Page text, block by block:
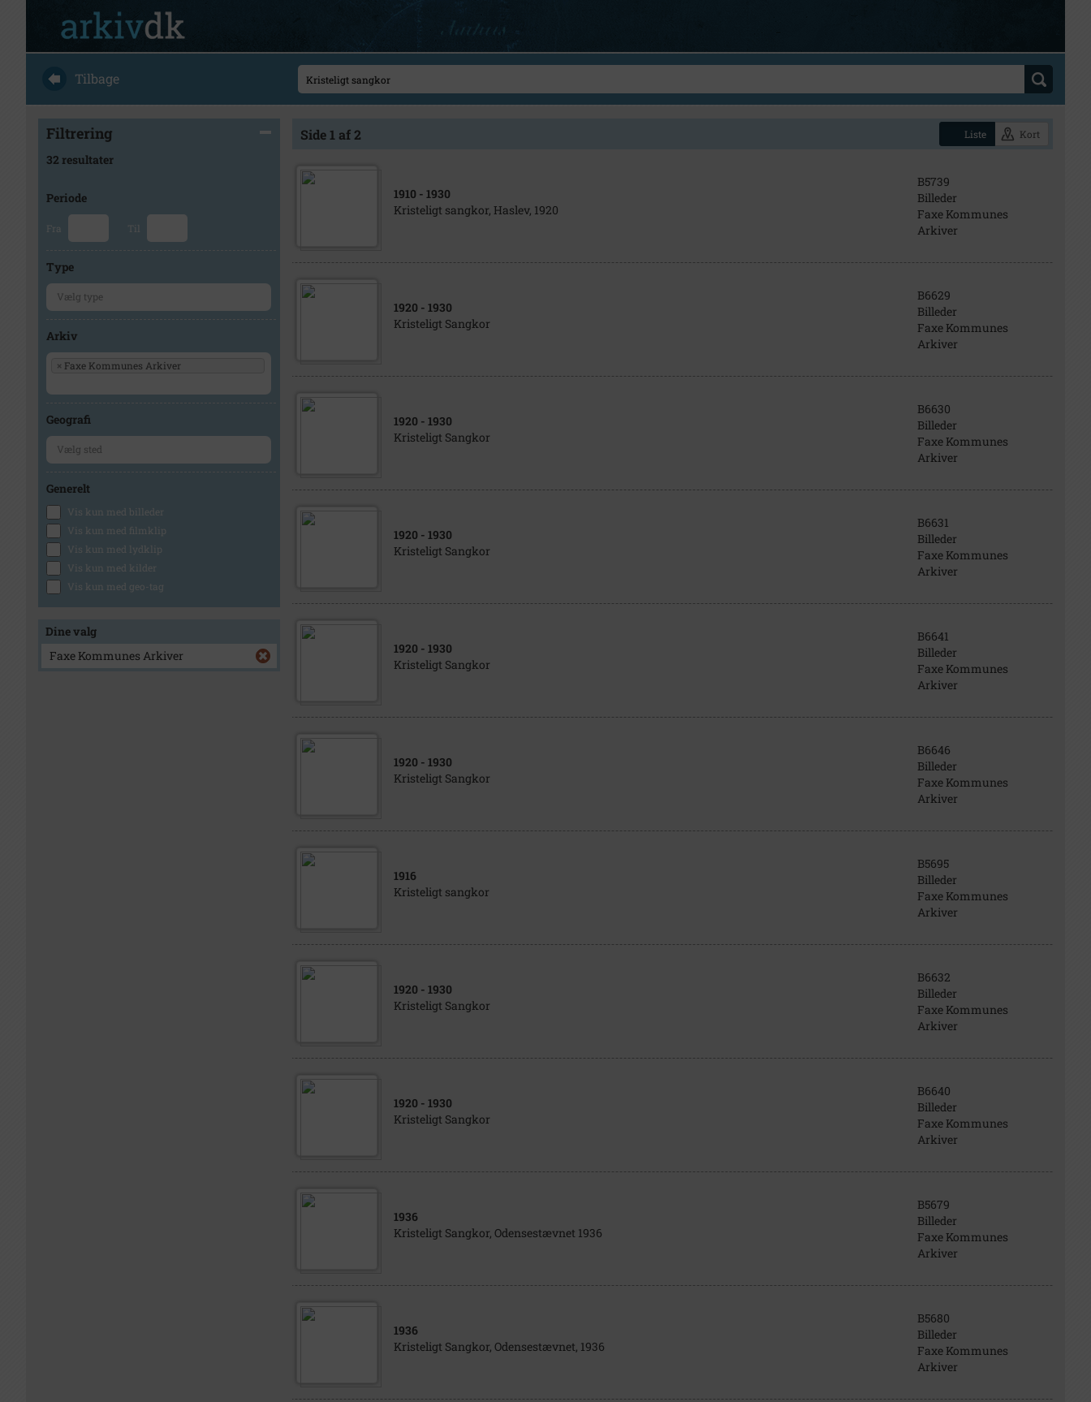
Tilbage
Filtrering
32 resultater
Periode
Fra Til
Type
Arkiv
× Faxe Kommunes Arkiver
Geografi
Generelt
Vis kun med billeder
Vis kun med filmklip
Vis kun med lydklip
Vis kun med kilder
Vis kun med geo-tag
Dine valg
Faxe Kommunes Arkiver
Side 1 af 2 Liste Kort
1910 - 1930
Kristeligt sangkor, Haslev, 1920
B5739
Billeder
Faxe Kommunes
Arkiver
1920 - 1930
Kristeligt Sangkor
B6629
Billeder
Faxe Kommunes
Arkiver
1920 - 1930
Kristeligt Sangkor
B6630
Billeder
Faxe Kommunes
Arkiver
1920 - 1930
Kristeligt Sangkor
B6631
Billeder
Faxe Kommunes
Arkiver
1920 - 1930
Kristeligt Sangkor
B6641
Billeder
Faxe Kommunes
Arkiver
1920 - 1930
Kristeligt Sangkor
B6646
Billeder
Faxe Kommunes
Arkiver
1916
Kristeligt sangkor
B5695
Billeder
Faxe Kommunes
Arkiver
1920 - 1930
Kristeligt Sangkor
B6632
Billeder
Faxe Kommunes
Arkiver
1920 - 1930
Kristeligt Sangkor
B6640
Billeder
Faxe Kommunes
Arkiver
1936
Kristeligt Sangkor, Odensestævnet 1936
B5679
Billeder
Faxe Kommunes
Arkiver
1936
Kristeligt Sangkor, Odensestævnet, 1936
B5680
Billeder
Faxe Kommunes
Arkiver